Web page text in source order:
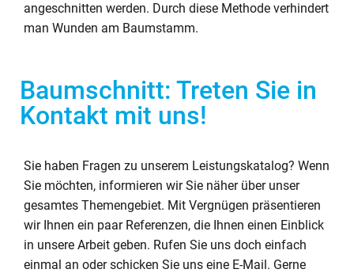
angeschnitten werden. Durch diese Methode verhindert
man Wunden am Baumstamm.
Baumschnitt: Treten Sie in
Kontakt mit uns!
Sie haben Fragen zu unserem Leistungskatalog? Wenn
Sie möchten, informieren wir Sie näher über unser
gesamtes Themengebiet. Mit Vergnügen präsentieren
wir Ihnen ein paar Referenzen, die Ihnen einen Einblick
in unsere Arbeit geben. Rufen Sie uns doch einfach
einmal an oder schicken Sie uns eine E-Mail. Gerne